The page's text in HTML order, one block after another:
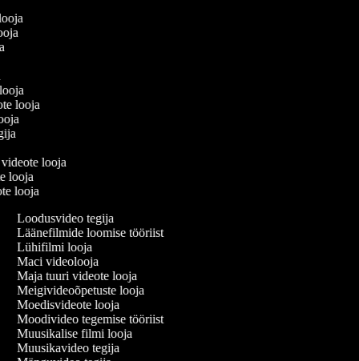
looja
videote looja
looja
looja
Loodusvideo tegija
Läänefilmide loomise tööriist
Lühifilmi looja
Maci videolooja
Maja tuuri videote looja
Meigivideoõpetuste looja
Moedisvideote looja
Moodivideo tegemise tööriist
Muusikalise filmi looja
Muusikavideo tegija